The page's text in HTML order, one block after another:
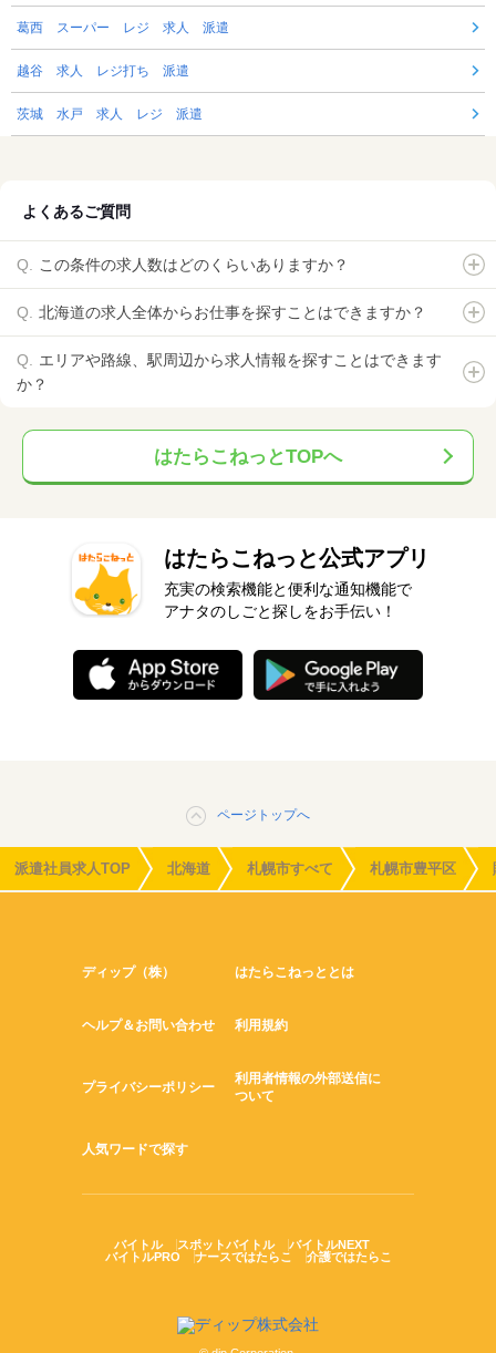
葛西 スーパー レジ 求人 派遣
越谷 求人 レジ打ち 派遣
茨城 水戸 求人 レジ 派遣
よくあるご質問
この条件の求人数はどのくらいありますか？
北海道の求人全体からお仕事を探すことはできますか？
エリアや路線、駅周辺から求人情報を探すことはできます
か？
はたらこねっとTOPへ
はたらこねっと公式アプリ
充実の検索機能と便利な通知機能で
アナタのしごと探しをお手伝い！
ページトップへ
派遣社員求人TOP 北海道 札幌市すべて 札幌市豊平区
ディップ（株） はたらこねっととは
ヘルプ＆お問い合わせ 利用規約
プライバシーポリシー
利用者情報の外部送信に
ついて
人気ワードで探す
バイトル スポットバイトル
バイトルNEXT
バイトルPRO
ナースではたらこ 介護ではたらこ